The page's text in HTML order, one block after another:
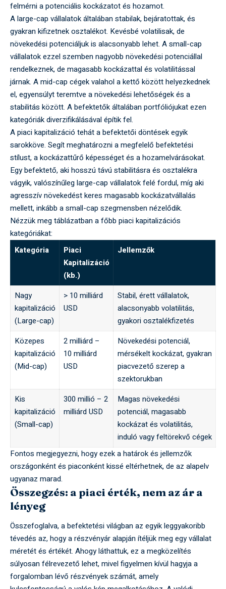
felmérni a potenciális kockázatot és hozamot.
A large-cap vállalatok általában stabilak, bejáratottak, és
gyakran kifizetnek osztalékot. Kevésbé volatilisak, de
növekedési potenciáljuk is alacsonyabb lehet. A small-cap
vállalatok ezzel szemben nagyobb növekedési potenciállal
rendelkeznek, de magasabb kockázattal és volatilitással
járnak. A mid-cap cégek valahol a kettő között helyezkednek
el, egyensúlyt teremtve a növekedési lehetőségek és a
stabilitás között. A befektetők általában portfóliójukat ezen
kategóriák diverzifikálásával építik fel.
A piaci kapitalizáció tehát a befektetői döntések egyik
sarokköve. Segít meghatározni a megfelelő befektetési
stílust, a kockázattűrő képességet és a hozamelvárásokat.
Egy befektető, aki hosszú távú stabilitásra és osztalékra
vágyik, valószínűleg large-cap vállalatok felé fordul, míg aki
agresszív növekedést keres magasabb kockázatvállalás
mellett, inkább a small-cap szegmensben nézelődik.
Nézzük meg táblázatban a főbb piaci kapitalizációs
kategóriákat:
Kategória
Piaci
Kapitalizáció
(kb.)
Jellemzők
Nagy
kapitalizáció
(Large-cap)
> 10 milliárd
USD
Stabil, érett vállalatok,
alacsonyabb volatilitás,
gyakori osztalékfizetés
Közepes
kapitalizáció
(Mid-cap)
2 milliárd –
10 milliárd
USD
Növekedési potenciál,
mérsékelt kockázat, gyakran
piacvezető szerep a
szektorukban
Kis
kapitalizáció
(Small-cap)
300 millió – 2
milliárd USD
Magas növekedési
potenciál, magasabb
kockázat és volatilitás,
induló vagy feltörekvő cégek
Fontos megjegyezni, hogy ezek a határok és jellemzők
országonként és piaconként kissé eltérhetnek, de az alapelv
ugyanaz marad.
Összegzés: a piaci érték, nem az ár a
lényeg
Összefoglalva, a befektetési világban az egyik leggyakoribb
tévedés az, hogy a részvényár alapján ítéljük meg egy vállalat
méretét és értékét. Ahogy láthattuk, ez a megközelítés
súlyosan félrevezető lehet, mivel figyelmen kívül hagyja a
forgalomban lévő részvények számát, amely